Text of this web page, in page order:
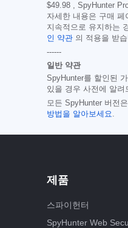
$49.98 , SpyHunter
자세한 내용은 구매
지속적으로 유지하는
인 약관 의 적용을 받습
------
일반 약관
SpyHunter를 할인된
있을 경우 사전에 알려
모든 SpyHunter 버전
방법을 알아보세요
제품
스파이헌터
SpyHunter Web